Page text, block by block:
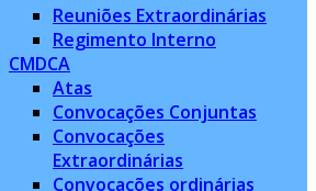
Reuniões Extraordinárias
Regimento Interno
CMDCA
Atas
Convocações Conjuntas
Convocações
Extraordinárias
Convocações ordinárias